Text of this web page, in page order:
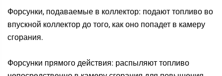
Форсунки, подаваемые в коллектор: подают топливо во
впускной коллектор до того, как оно попадет в камеру
сгорания.
Форсунки прямого действия: распыляют топливо